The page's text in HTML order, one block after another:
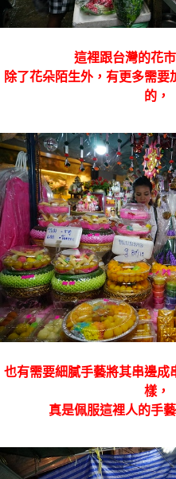
這裡跟台灣的花
除了花朵陌生外，有更多需要
的，
也有需要細膩手藝將其串邊成
樣，
真是佩服這裡人的手